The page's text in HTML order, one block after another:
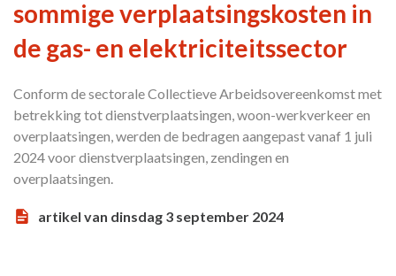
sommige verplaatsingskosten in
de gas- en elektriciteitssector
Conform de sectorale Collectieve Arbeidsovereenkomst met
betrekking tot dienstverplaatsingen, woon-werkverkeer en
overplaatsingen, werden de bedragen aangepast vanaf 1 juli
2024 voor dienstverplaatsingen, zendingen en
overplaatsingen.
artikel van dinsdag 3 september 2024